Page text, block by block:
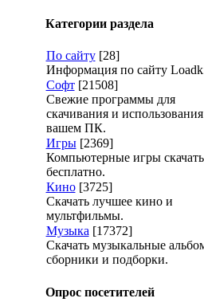
Категории раздела
По сайту [28]
Информация по сайту
Софт [21508]
Свежие программы для
скачивания и
вашем ПК.
Игры [2369]
Компьютерные игры скачать
бесплатно.
Кино [3725]
Скачать лучшее кино и
мультфильмы.
Музыка [17372]
Скачать музыкальные
сборники и подборки.
Опрос посетителей